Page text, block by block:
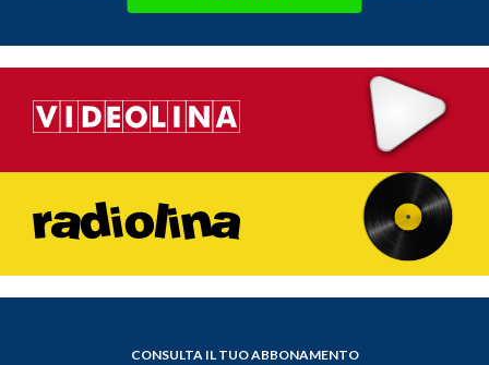
CONSULTA IL TUO ABBONAMENTO